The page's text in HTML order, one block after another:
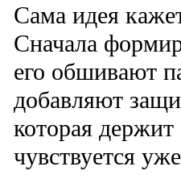
Сама идея
Сначала
его обшивают
добавляют
которая
чувствуется